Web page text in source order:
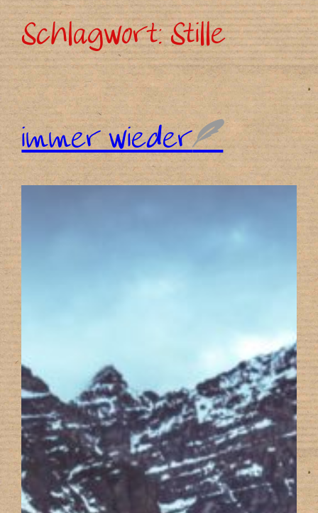
Schlagwort:Stille
immer wieder